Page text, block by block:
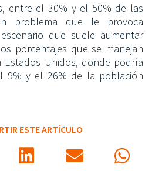
entre el 30% y el 50% de las
problema que le provoca
que suele aumentar
porcentajes que se manejan
Unidos, donde podría
9% y el 26% de la población
ESTE ARTÍCULO